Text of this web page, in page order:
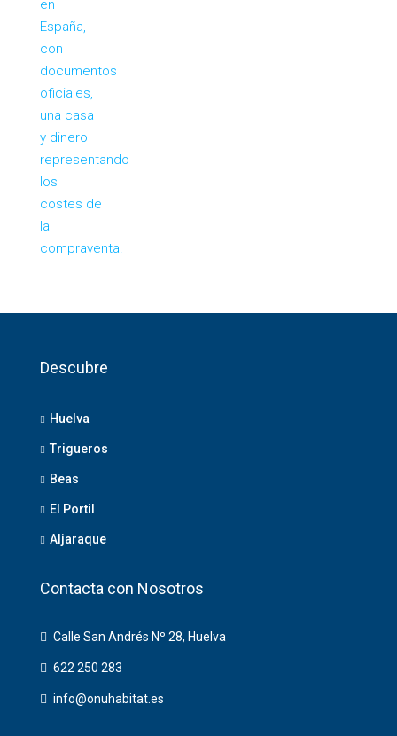
Descubre
Huelva
Trigueros
Beas
El Portil
Aljaraque
Contacta con Nosotros
Calle San Andrés Nº 28, Huelva
622 250 283
info@onuhabitat.es